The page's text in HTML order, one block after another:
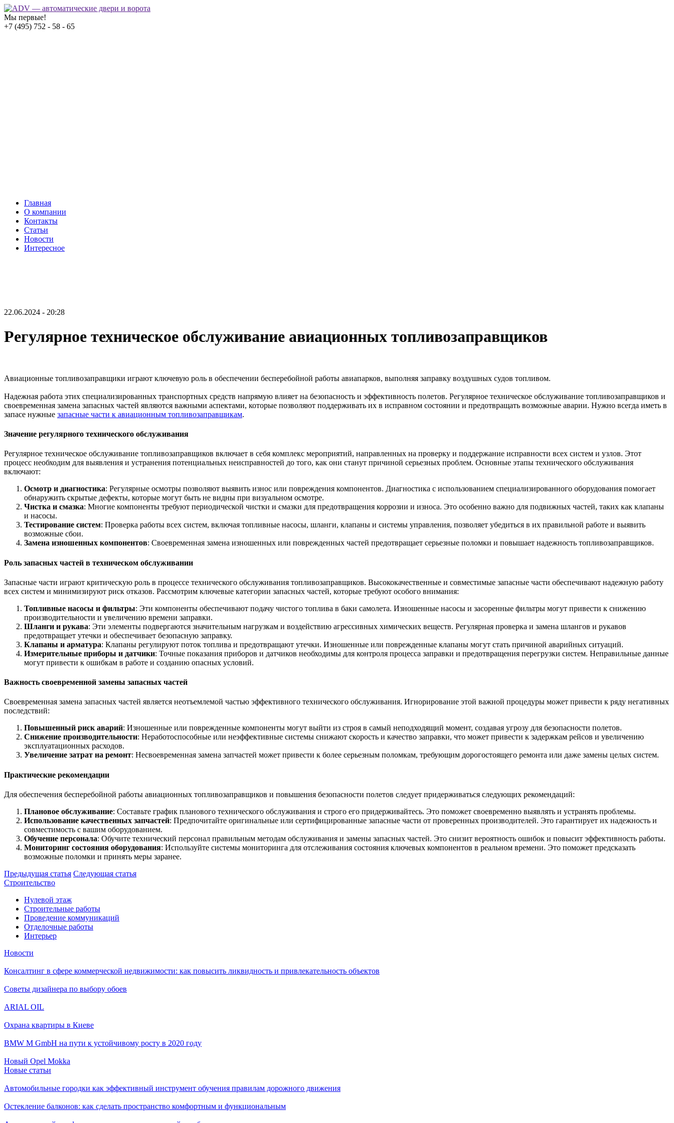
Мы первые!
+7 (495) 752 - 58 - 65
Главная
О компании
Контакты
Статьи
Новости
Интересное
22.06.2024 - 20:28
Регулярное техническое обслуживание авиационных топливозаправщиков
Авиационные топливозаправщики играют ключевую роль в обеспечении бесперебойной работы авиапарков, выполняя заправку воздушных судов топливом.
Надежная работа этих специализированных транспортных средств напрямую влияет на безопасность и эффективность полетов. Регулярное техническое обслуживание топливозаправщиков и
своевременная замена запасных частей являются важными аспектами, которые позволяют поддерживать их в исправном состоянии и предотвращать возможные аварии. Нужно всегда иметь в
запасе нужные запасные части к авиационным топливозаправщикам.
Значение регулярного технического обслуживания
Регулярное техническое обслуживание топливозаправщиков включает в себя комплекс мероприятий, направленных на проверку и поддержание исправности всех систем и узлов. Этот
процесс необходим для выявления и устранения потенциальных неисправностей до того, как они станут причиной серьезных проблем. Основные этапы технического обслуживания
включают:
Осмотр и диагностика: Регулярные осмотры позволяют выявить износ или повреждения компонентов. Диагностика с использованием специализированного оборудования помогает
обнаружить скрытые дефекты, которые могут быть не видны при визуальном осмотре.
Чистка и смазка: Многие компоненты требуют периодической чистки и смазки для предотвращения коррозии и износа. Это особенно важно для подвижных частей, таких как клапаны
и насосы.
Тестирование систем: Проверка работы всех систем, включая топливные насосы, шланги, клапаны и системы управления, позволяет убедиться в их правильной работе и выявить
возможные сбои.
Замена изношенных компонентов: Своевременная замена изношенных или поврежденных частей предотвращает серьезные поломки и повышает надежность топливозаправщиков.
Роль запасных частей в техническом обслуживании
Запасные части играют критическую роль в процессе технического обслуживания топливозаправщиков. Высококачественные и совместимые запасные части обеспечивают надежную работу
всех систем и минимизируют риск отказов. Рассмотрим ключевые категории запасных частей, которые требуют особого внимания:
Топливные насосы и фильтры: Эти компоненты обеспечивают подачу чистого топлива в баки самолета. Изношенные насосы и засоренные фильтры могут привести к снижению
производительности и увеличению времени заправки.
Шланги и рукава: Эти элементы подвергаются значительным нагрузкам и воздействию агрессивных химических веществ. Регулярная проверка и замена шлангов и рукавов
предотвращает утечки и обеспечивает безопасную заправку.
Клапаны и арматура: Клапаны регулируют поток топлива и предотвращают утечки. Изношенные или поврежденные клапаны могут стать причиной аварийных ситуаций.
Измерительные приборы и датчики: Точные показания приборов и датчиков необходимы для контроля процесса заправки и предотвращения перегрузки систем. Неправильные данные
могут привести к ошибкам в работе и созданию опасных условий.
Важность своевременной замены запасных частей
Своевременная замена запасных частей является неотъемлемой частью эффективного технического обслуживания. Игнорирование этой важной процедуры может привести к ряду негативных
последствий:
Повышенный риск аварий: Изношенные или поврежденные компоненты могут выйти из строя в самый неподходящий момент, создавая угрозу для безопасности полетов.
Снижение производительности: Неработоспособные или неэффективные системы снижают скорость и качество заправки, что может привести к задержкам рейсов и увеличению
эксплуатационных расходов.
Увеличение затрат на ремонт: Несвоевременная замена запчастей может привести к более серьезным поломкам, требующим дорогостоящего ремонта или даже замены целых систем.
Практические рекомендации
Для обеспечения бесперебойной работы авиационных топливозаправщиков и повышения безопасности полетов следует придерживаться следующих рекомендаций:
Плановое обслуживание: Составьте график планового технического обслуживания и строго его придерживайтесь. Это поможет своевременно выявлять и устранять проблемы.
Использование качественных запчастей: Предпочитайте оригинальные или сертифицированные запасные части от проверенных производителей. Это гарантирует их надежность и
совместимость с вашим оборудованием.
Обучение персонала: Обучите технический персонал правильным методам обслуживания и замены запасных частей. Это снизит вероятность ошибок и повысит эффективность работы.
Мониторинг состояния оборудования: Используйте системы мониторинга для отслеживания состояния ключевых компонентов в реальном времени. Это поможет предсказать
возможные поломки и принять меры заранее.
Предыдущая статья Следующая статья
Строительство
Нулевой этаж
Строительные работы
Проведение коммуникаций
Отделочные работы
Интерьер
Новости
Консалтинг в сфере коммерческой недвижимости: как повысить ликвидность и привлекательность объектов
Советы дизайнера по выбору обоев
ARIAL OIL
Охрана квартиры в Киеве
BMW M GmbH на пути к устойчивому росту в 2020 году
Новый Opel Mokka
Новые статьи
Автомобильные городки как эффективный инструмент обучения правилам дорожного движения
Остекление балконов: как сделать пространство комфортным и функциональным